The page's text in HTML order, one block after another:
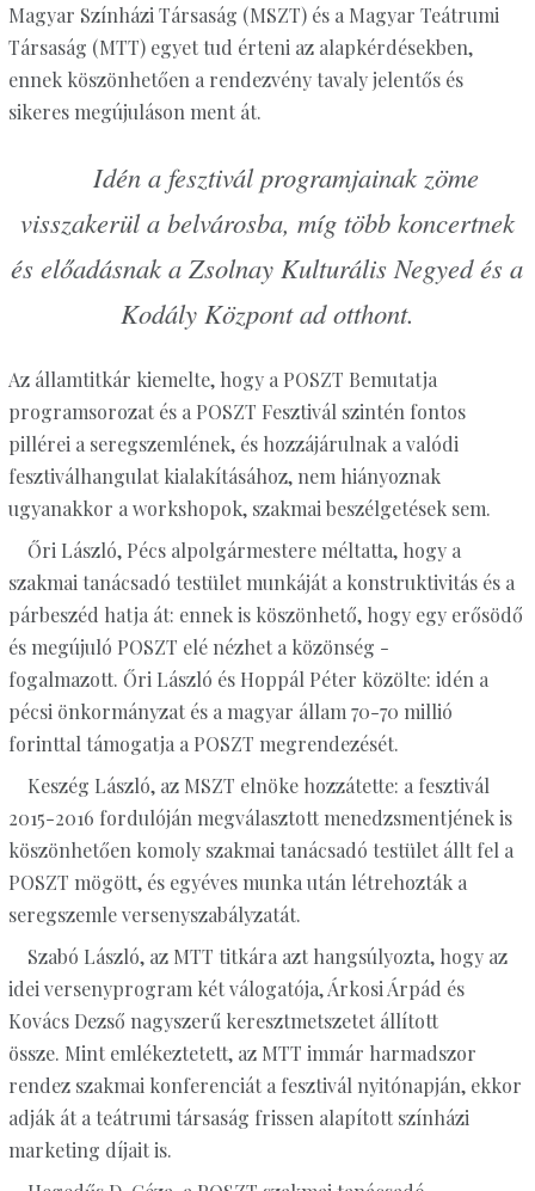
Magyar Színházi Társaság (MSZT) és a Magyar Teátrumi
Társaság (MTT) egyet tud érteni az alapkérdésekben,
ennek köszönhetően a rendezvény tavaly jelentős és
sikeres megújuláson ment át.
Idén a fesztivál programjainak zöme
visszakerül a belvárosba, míg több koncertnek
és előadásnak a Zsolnay Kulturális Negyed és a
Kodály Központ ad otthont.
Az államtitkár kiemelte, hogy a POSZT Bemutatja
programsorozat és a POSZT Fesztivál szintén fontos
pillérei a seregszemlének, és hozzájárulnak a valódi
fesztiválhangulat kialakításához, nem hiányoznak
ugyanakkor a workshopok, szakmai beszélgetések sem.
Őri László, Pécs alpolgármestere méltatta, hogy a
szakmai tanácsadó testület munkáját a konstruktivitás és a
párbeszéd hatja át: ennek is köszönhető, hogy egy erősödő
és megújuló POSZT elé nézhet a közönség -
fogalmazott. Őri László és Hoppál Péter közölte: idén a
pécsi önkormányzat és a magyar állam 70-70 millió
forinttal támogatja a POSZT megrendezését.
Keszég László, az MSZT elnöke hozzátette: a fesztivál
2015-2016 fordulóján megválasztott menedzsmentjének is
köszönhetően komoly szakmai tanácsadó testület állt fel a
POSZT mögött, és egyéves munka után létrehozták a
seregszemle versenyszabályzatát.
Szabó László, az MTT titkára azt hangsúlyozta, hogy az
idei versenyprogram két válogatója, Árkosi Árpád és
Kovács Dezső nagyszerű keresztmetszetet állított
össze. Mint emlékeztetett, az MTT immár harmadszor
rendez szakmai konferenciát a fesztivál nyitónapján, ekkor
adják át a teátrumi társaság frissen alapított színházi
marketing díjait is.